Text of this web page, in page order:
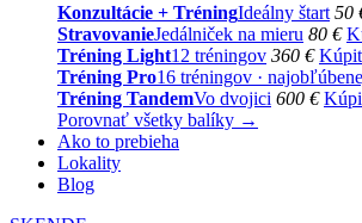
Konzultácie + TréningIdeálny štart 50
StravovanieJedálniček na mieru 80 €
Tréning Light12 tréningov 360 €
Tréning Pro16 tréningov ·
Tréning TandemVo dvojici 600 €
Porovnať všetky balíky →
Ako to prebieha
Lokality
Blog